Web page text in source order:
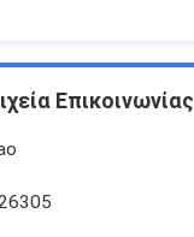
Επικοινωνίας